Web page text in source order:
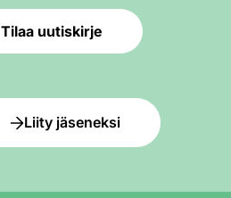
Tilaa uutiskirje
Liity jäseneksi